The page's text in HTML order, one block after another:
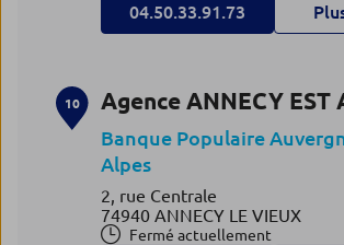
04.50.33.91.73
10 Agence ANNECY EST
Banque Populaire
Alpes
2, rue Centrale
74940 ANNECY LE VIEUX
Fermé actuellement